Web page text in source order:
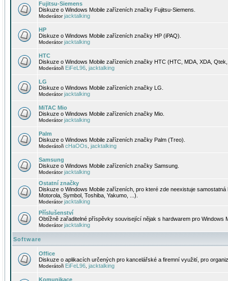
Fujitsu-Siemens
Diskuze o Windows Mobile zařízeních značky Fujitsu-Siemens.
Moderátorjacktalking
HP
Diskuze o Windows Mobile zařízeních značky HP (iPAQ).
Moderátorjacktalking
HTC
Diskuze o Windows Mobile zařízeních značky HTC (HTC, MDA, XDA,
Moderátoři EiFeL96 jacktalking
LG
Diskuze o Windows Mobile zařízeních značky LG.
Moderátorjacktalking
MiTAC Mio
Diskuze o Windows Mobile zařízeních značky Mio.
Moderátorjacktalking
Palm
Diskuze o Windows Mobile zařízeních značky Palm (Treo).
Moderátoři cHaOOs jacktalking
Samsung
Diskuze o Windows Mobile zařízeních značky Samsung.
Moderátorjacktalking
Ostatní značky
Diskuze o Windows Mobile zařízeních, pro které zde neexistuje
Motorola, Symbol, Toshiba, Yakumo, ...).
Moderátorjacktalking
Příslušenství
Obtížně zařaditelné příspěvky související nějak s hardwarem pro Windows
Moderátorjacktalking
Software
Office
Diskuze o aplikacích určených pro kancelářské a firemní využití, pro
Moderátoři EiFeL96 jacktalking
Komunikace